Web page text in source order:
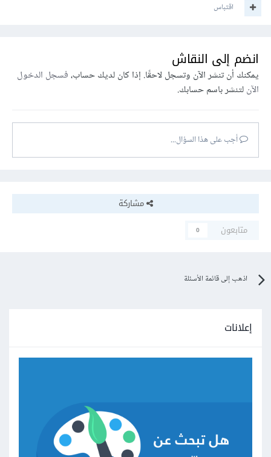
اقتباس
انضم إلى النقاش
يمكنك أن تنشر الآن وتسجل لاحقًا. إذا كان لديك حساب،فسجل الدخول
الآنلتنشر باسم حسابك.
أجب على هذا السؤال...
مشاركة
متابعون
0
اذهب إلى قائمة الأسئلة
إعلانات